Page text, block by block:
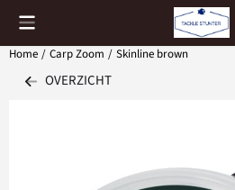
Cookievoorkeuren zijn momenteel gesloten.
Home / Carp Zoom / Skinline brown
OVERZICHT